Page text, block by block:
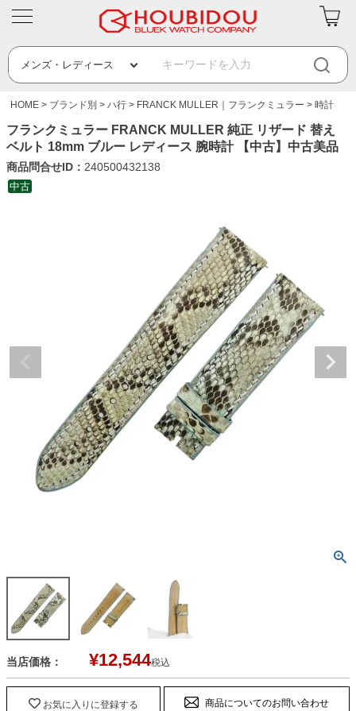
HOME ブランド別 ハ行 FRANCK MULLER｜フランクミュラー 時計
フランクミュラー FRANCK MULLER 純正 リザード 替え
ベルト 18mm ブルー レディース 腕時計 【中古】中古美品
商品問合せID： 240500432138
中古
当店価格： ¥12,544税込
お気に入りに登録する 商品についてのお問い合わせ